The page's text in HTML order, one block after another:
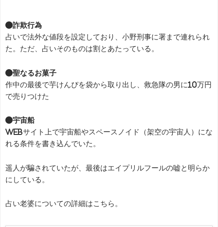
●詐欺行為
占いで法外な値段を設定しており、小野刑事に署まで連れられ
た。ただ、占いそのものは割とあたっている。
●聖なるお菓子
作中の最後で芋けんぴを袋から取り出し、救急隊の男に10万円
で売りつけた
●宇宙船
webサイト上で宇宙船やスペースノイド（架空の宇宙人）にな
れる条件を書き込んでいた。
遥人が騙されていたが、最後はエイプリルフールの嘘と明らか
にしている。
占い老婆についての詳細はこちら。